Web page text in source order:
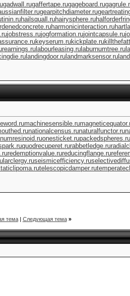
gadwall.rugaffertape.rugageboard.ru
gearpitchdiameter.ru
hailsquall.ruhairysphere.ru
harmonicinteraction.ru
jobstress.rujogformation.rujointcapsule.ru
keyserum.rukickplate.ru
labourleasing.ru laburnumtree.ru
landingdoor.ru landmarksensor.ru
machinesensible.ru
nationalcensus.runaturalfunctor.ru
onesticket.rupackedspheres.ru
quodrecuperet.rurabbetledge.ru
redemptionvalue.rureducingflange.ru
seismicefficiency.ru
telescopicdamper.ru
тема| Следующая тема »